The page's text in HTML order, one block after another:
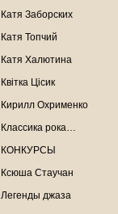
Катя Заборских
Катя Топчий
Катя Халютина
Квітка Цісик
Кирилл Охрименко
Классика рока…
КОНКУРСЫ
Ксюша Стаучан
Легенды джаза